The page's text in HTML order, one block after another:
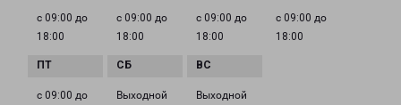
с 09:00 до
18:00
с 09:00 до
18:00
с 09:00 до
18:00
с 09:00 до
18:00
с 09:00 до
Выходной Выходной